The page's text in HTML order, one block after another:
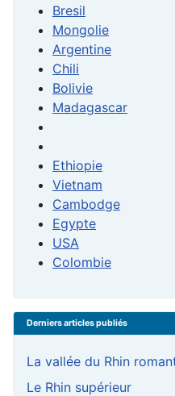
Bresil
Mongolie
Argentine
Chili
Bolivie
Madagascar
Ethiopie
Vietnam
Cambodge
Egypte
USA
Colombie
Derniers articles publiés
La vallée du Rhin
Le Rhin supérieur